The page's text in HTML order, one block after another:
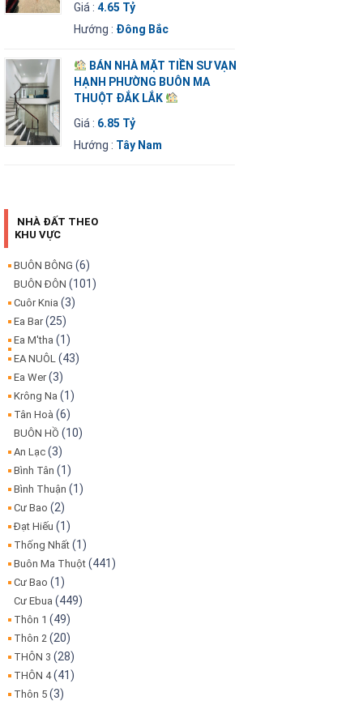
Giá :4.65 Tỷ
Hướng : Đông Bắc
BÁN NHÀ MẶT TIỀN SƯ VẠN
HẠNH PHƯỜNG BUÔN MA
THUỘT ĐẮK LẮK
Giá : 6.85 Tỷ
Hướng : Tây Nam
NHÀ ĐẤT THEO
KHU VỰC
BUÔN BÔNG (6)
BUÔN ĐÔN (101)
Cuôr Knia (3)
Ea Bar(25)
Ea M'tha (1)
EA NUÔL (43)
Ea Wer(3)
Krông Na (1)
Tân Hoà (6)
BUÔN HỒ (10)
An Lạc (3)
Bình Tân (1)
Bình Thuận (1)
Cư Bao (2)
Đạt Hiếu (1)
Thống Nhất (1)
Buôn Ma Thuột (441)
Cư Bao (1)
Cư Ebua (449)
Thôn 1 (49)
Thôn 2 (20)
THÔN 3 (28)
THÔN 4(41)
Thôn 5 (3)